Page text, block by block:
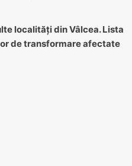
localități din Vâlcea. Lista
de transformare afectate